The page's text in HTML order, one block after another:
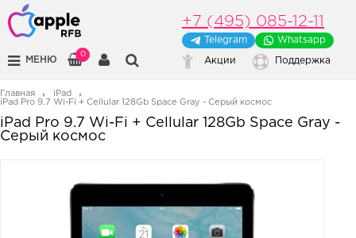
МЕНЮ
0
+7 (495) 085-12-11
Telegram Whatsapp
Акции Поддержка
Главная
iPad
iPad Pro 9.7 Wi-Fi + Cellular 128Gb Space Gray - Серый космос
iPad Pro 9.7 Wi-Fi + Cellular 128Gb Space Gray -
Серый космос